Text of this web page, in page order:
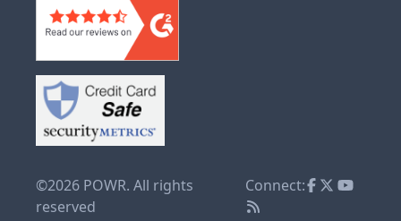
©2026 POWR. All rights
reserved
Connect: